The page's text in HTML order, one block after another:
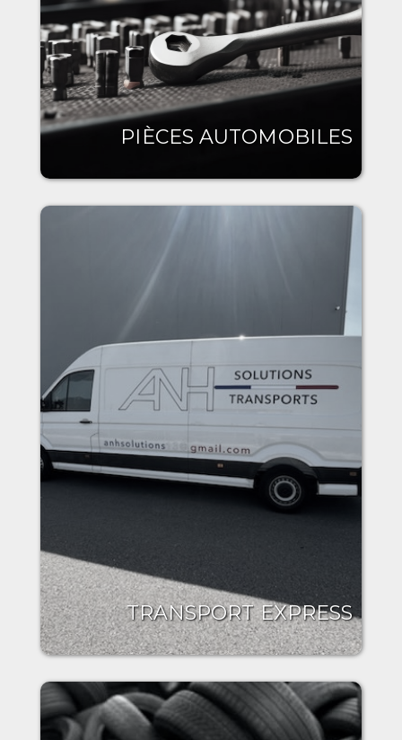
PIÈCES AUTOMOBILES
TRANSPORT EXPRESS